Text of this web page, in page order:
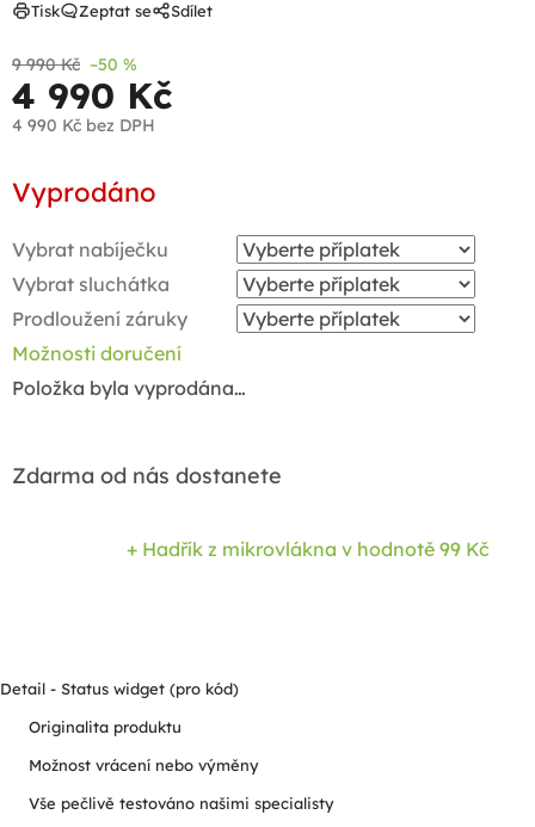
9 990 Kč –50 %
4 990 Kč
4 990 Kč bez DPH
cena:
Vyprodáno
Vybrat nabíječku
Vybrat sluchátka
Prodloužení záruky
Možnosti doručení
Položka byla vyprodána…
Zdarma od nás dostanete
+ Hadřík z mikrovlákna v hodnotě 99 Kč
Tisk Zeptat se Sdílet
Detail - Status widget (pro kód)
Originalita produktu
Možnost vrácení nebo výměny
Vše pečlivě testováno našimi specialisty